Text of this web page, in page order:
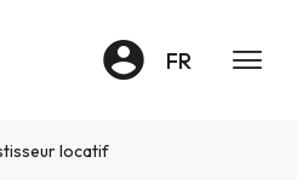
FR
locatif